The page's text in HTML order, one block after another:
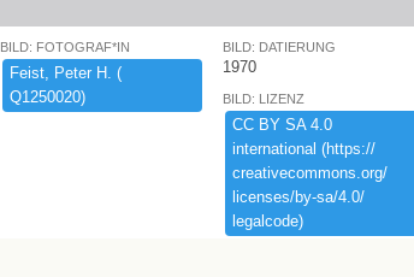
BILD: FOTOGRAF*IN
Feist,​ ​Peter ​H.​ ​(​
Q1250020)​
BILD: DATIERUNG
1970
BILD: LIZENZ
CC ​BY ​SA ​4.​0 ​
international ​(​https:​/​/​
creativecommons.​org/​
licenses/​by-​sa/​4.​0/​
legalcode)​